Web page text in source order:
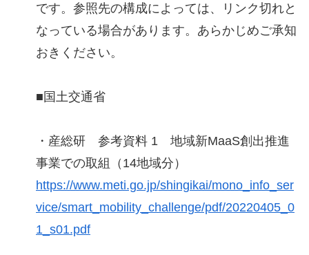
です。参照先の構成によっては、リンク切れと
なっている場合があります。あらかじめご承知
おきください。
■国土交通省
・産総研 参考資料 1 地域新MaaS創出推進
事業での取組（14地域分）
https://www.meti.go.jp/shingikai/mono_info_ser
vice/smart_mobility_challenge/pdf/20220405_0
1_s01.pdf